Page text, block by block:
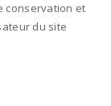
conservation et
du site